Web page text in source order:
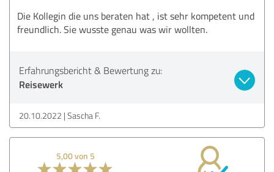
Die Kollegin die uns beraten hat , ist sehr kompetent und
freundlich. Sie wusste genau was wir wollten.
Erfahrungsbericht & Bewertung zu:
Reisewerk
20.10.2022 Sascha F.
5,00 von 5